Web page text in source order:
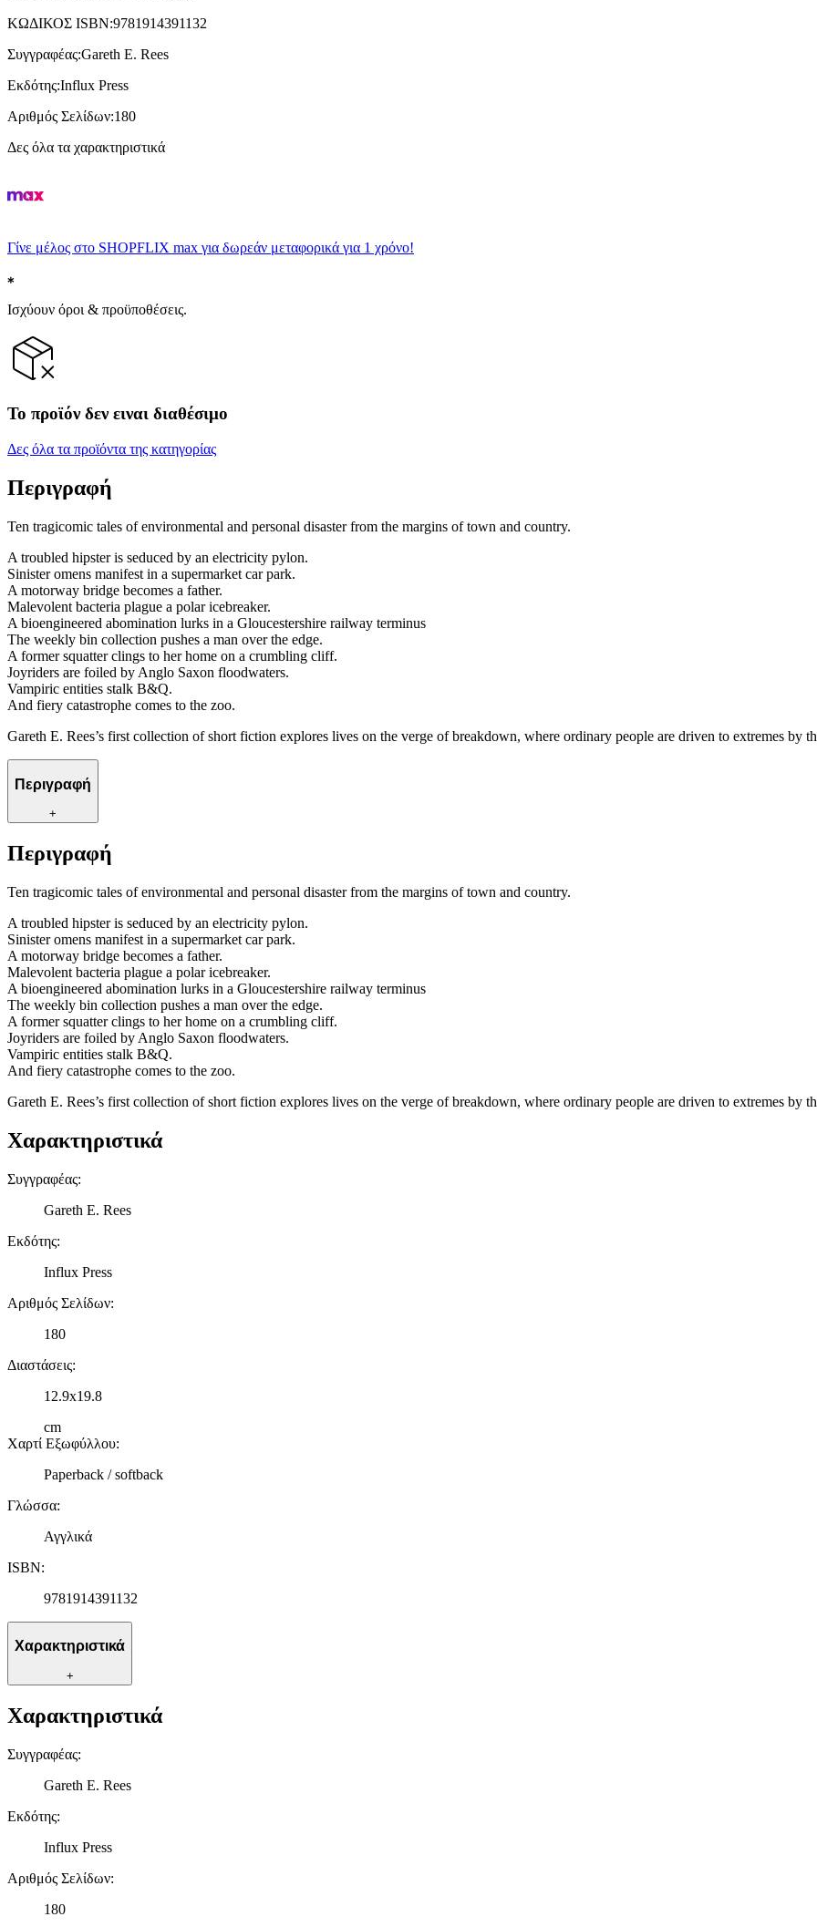
ΚΩΔΙΚΟΣ ISBN:9781914391132
Συγγραφέας:Gareth E. Rees
Εκδότης:Influx Press
Αριθμός Σελίδων:180
Δες όλα τα χαρακτηριστικά
Γίνε μέλος στο SHOPFLIX max για δωρεάν μεταφορικά για 1 χρόνο!
Ισχύουν όροι & προϋποθέσεις.
Το προϊόν δεν ειναι διαθέσιμο
Δες όλα τα προϊόντα της κατηγορίας
Περιγραφή
Ten tragicomic tales of environmental and personal disaster from the margins of town and country.
A troubled hipster is seduced by an electricity pylon.
Sinister omens manifest in a supermarket car park.
A motorway bridge becomes a father.
Malevolent bacteria plague a polar icebreaker.
A bioengineered abomination lurks in a Gloucestershire railway terminus
The weekly bin collection pushes a man over the edge.
A former squatter clings to her home on a crumbling cliff.
Joyriders are foiled by Anglo Saxon floodwaters.
Vampiric entities stalk B&Q.
And fiery catastrophe comes to the zoo.
Gareth E. Rees’s first collection of short fiction explores lives on the verge of breakdown, where ordinary people are driven to extremes by
Περιγραφή
+
Περιγραφή
Ten tragicomic tales of environmental and personal disaster from the margins of town and country.
A troubled hipster is seduced by an electricity pylon.
Sinister omens manifest in a supermarket car park.
A motorway bridge becomes a father.
Malevolent bacteria plague a polar icebreaker.
A bioengineered abomination lurks in a Gloucestershire railway terminus
The weekly bin collection pushes a man over the edge.
A former squatter clings to her home on a crumbling cliff.
Joyriders are foiled by Anglo Saxon floodwaters.
Vampiric entities stalk B&Q.
And fiery catastrophe comes to the zoo.
Gareth E. Rees’s first collection of short fiction explores lives on the verge of breakdown, where ordinary people are driven to extremes by
Χαρακτηριστικά
Συγγραφέας:
Gareth E. Rees
Εκδότης:
Influx Press
Αριθμός Σελίδων:
180
Διαστάσεις:
12.9x19.8
cm
Χαρτί Εξωφύλλου:
Paperback / softback
Γλώσσα:
Αγγλικά
ISBN:
9781914391132
Χαρακτηριστικά
+
Χαρακτηριστικά
Συγγραφέας:
Gareth E. Rees
Εκδότης:
Influx Press
Αριθμός Σελίδων:
180